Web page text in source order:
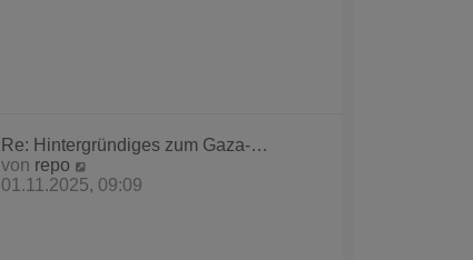
g
Re: Hintergründiges zum Gaza-…
von repo
e
01.11.2025, 09:09